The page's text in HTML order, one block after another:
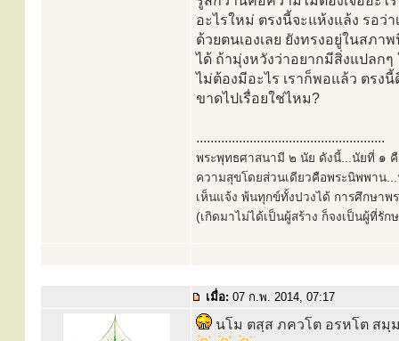
อะไรใหม่ ตรงนี้จะแห้งแล้ง รอว่
ด้วยตนเองเลย ยังทรงอยู่ในสภ
ได้ ถ้ามุ่งหวังว่าอยากมีสิ่งแปลก
ไม่ต้องมีอะไร เราก็พอแล้ว ตรง
ขาดไปเรื่อยใช่ไหม?
.....................................................
พระพุทธศาสนามี ๒ นัย ดังนี้...นัยที่ ๑ คื
ความสุขโดยส่วนเดียวคือพระนิพพาน
เห็นแจ้ง พ้นทุกข์ทั้งปวงได้ การศึกษาพ
(เกิดมาไม่ได้เป็นผู้สร้าง ก็จงเป็นผู้ที่รั
เมื่อ: 07 ก.พ. 2014, 07:17
นโม ตสฺส ภควโต อรหโต สมฺ